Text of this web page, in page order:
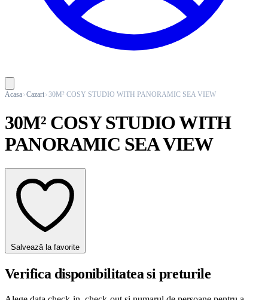
Acasa Cazari 30M² COSY STUDIO WITH PANORAMIC SEA VIEW
30M² COSY STUDIO WITH
PANORAMIC SEA VIEW
Salvează la favorite
Verifica disponibilitatea si preturile